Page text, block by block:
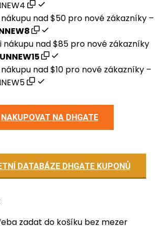
nad $50 pro nové zákazníky –
nákupu nad $85 pro nové zákazníky
nad $10 pro nové zákazníky –
NAKUPOVAT NA DHGATE
DATABÁZE DHGATE KUPONŮ
zadat do košíku bez mezer